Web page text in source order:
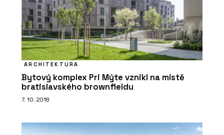
PRODUKTY
Okenní a dveřní systém s tepelnou
izolací MB-79N - Aluprof
ARCHITEKTURA
Bytový komplex Pri Mýte vznikl na místě
bratislavského brownfieldu
7. 10. 2018